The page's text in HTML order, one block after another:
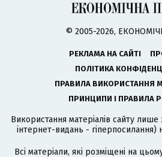
© 2005-2026,
РЕКЛАМА НА САЙТІ
ПОЛІТИКА
ПРАВИЛА ВИКОРИСТАННЯ
ПРИНЦИПИ І ПРАВИЛА
Використання матеріалів сайту
інтернет-видань - гіперпосилання)
Всі матеріали, які розміщені на